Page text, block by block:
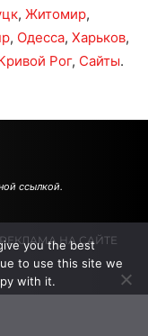
, Житомир,
, Одесса, Харьков,
Рог, Сайты.
ссылкой.
РЕКЛАМА НА САЙТЕ
you the best
to use this site we
with it.